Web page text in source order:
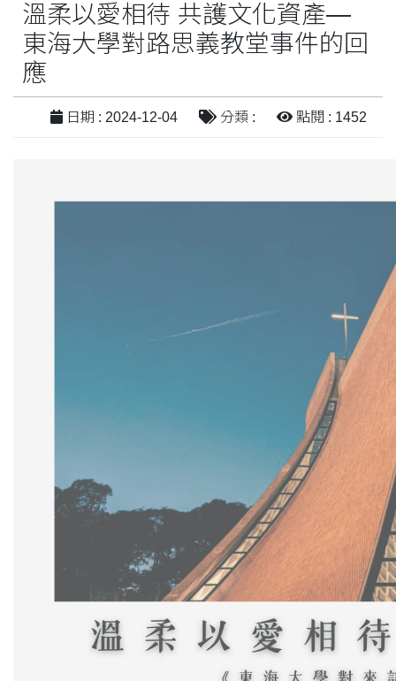
溫柔以愛相待 共護文化資產—
東海大學對路思義教堂事件的回
應
日期 : 2024-12-04 分類 : 點閱 : 1452